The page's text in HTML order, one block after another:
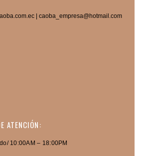
| caoba_empresa@hotmail.com
ATENCIÓN:
10:00AM – 18:00PM